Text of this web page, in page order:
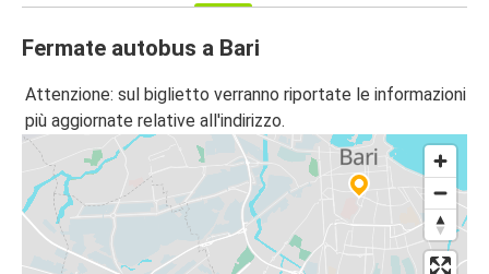
Fermate autobus a Bari
Attenzione: sul biglietto verranno riportate le informazioni
più aggiornate relative all'indirizzo.